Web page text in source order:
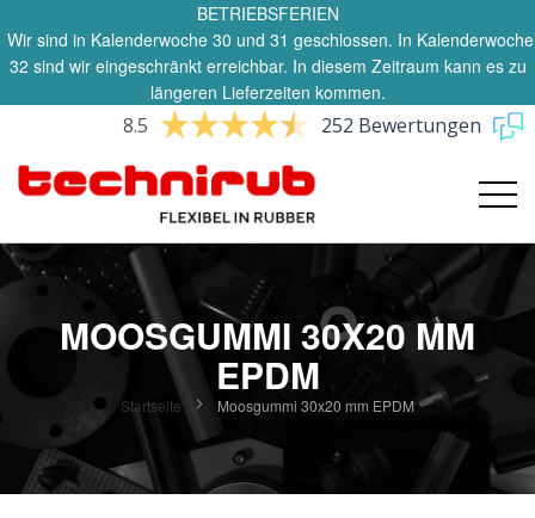
BETRIEBSFERIEN
Wir sind in Kalenderwoche 30 und 31 geschlossen. In Kalenderwoche
32 sind wir eingeschränkt erreichbar. In diesem Zeitraum kann es zu
längeren Lieferzeiten kommen.
8.5 252 Bewertungen
MOOSGUMMI 30X20 MM
EPDM
Startseite Moosgummi 30x20 mm EPDM